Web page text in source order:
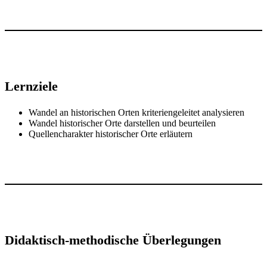
Lernziele
Wandel an historischen Orten kriteriengeleitet analysieren
Wandel historischer Orte darstellen und beurteilen
Quellencharakter historischer Orte erläutern
Didaktisch-methodische Überlegungen